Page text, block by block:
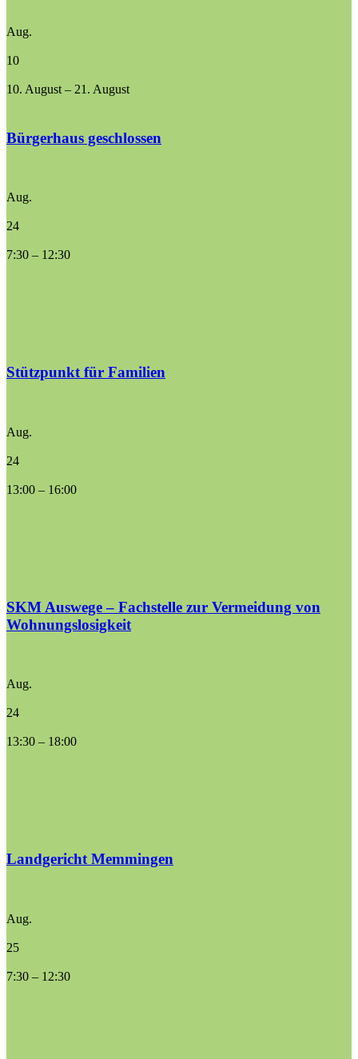
Aug.
10
10. August – 21. August
Bürgerhaus geschlossen
Aug.
24
7:30 – 12:30
Stützpunkt für Familien
Aug.
24
13:00 – 16:00
SKM Auswege – Fachstelle zur Vermeidung von
Wohnungslosigkeit
Aug.
24
13:30 – 18:00
Landgericht Memmingen
Aug.
25
7:30 – 12:30